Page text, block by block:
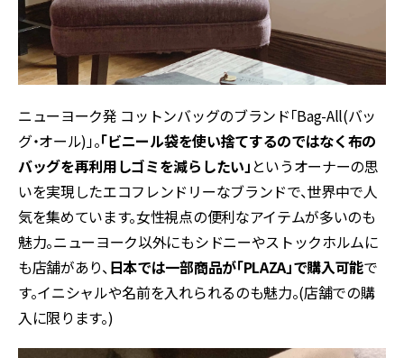
ニューヨーク発 コットンバッグのブランド「Bag-All(バッ
グ・オール)」。「ビニール袋を使い捨てするのではなく布の
バッグを再利用しゴミを減らしたい」 というオーナーの思
いを実現したエコフレンドリーなブランドで、世界中で人
気を集めています。女性視点の便利なアイテムが多いのも
魅力。ニューヨーク以外にもシドニーやストックホルムに
も店舗があり、日本では一部商品が「PLAZA」で購入可能で
す。イニシャルや名前を入れられるのも魅力。(店舗での購
入に限ります。)